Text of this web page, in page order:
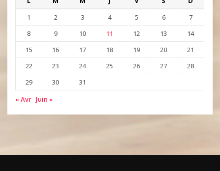
1
2 3 4 5 6
7
8
9 10 11 12 13
14
15
16 17 18 19 20
21
22
23 24 25 26 27
28
29
30
31
« Avr Juin »